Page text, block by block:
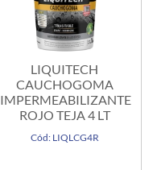
LIQUITECH
CAUCHOGOMA
IMPERMEABILIZANTE
ROJO TEJA 4 LT
Cód: LIQLCG4R